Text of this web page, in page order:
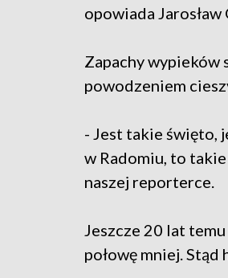
opowiada
Zapachy wypieków
powodzeniem
- Jest takie święto,
w Radomiu, to
naszej reporterce.
Jeszcze 20 lat
połowę mniej.